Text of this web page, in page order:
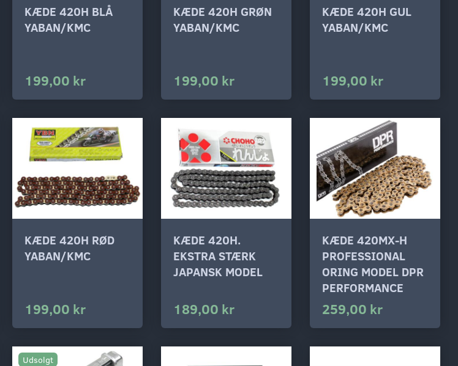
KÆDE 420H BLÅ
YABAN/KMC
199,00 kr
KÆDE 420H GRØN
YABAN/KMC
199,00 kr
KÆDE 420H GUL
YABAN/KMC
199,00 kr
KÆDE 420H RØD
YABAN/KMC
199,00 kr
KÆDE 420H.
EKSTRA STÆRK
JAPANSK MODEL
189,00 kr
KÆDE 420MX-H
PROFESSIONAL
ORING MODEL DPR
PERFORMANCE
259,00 kr
Udsolgt